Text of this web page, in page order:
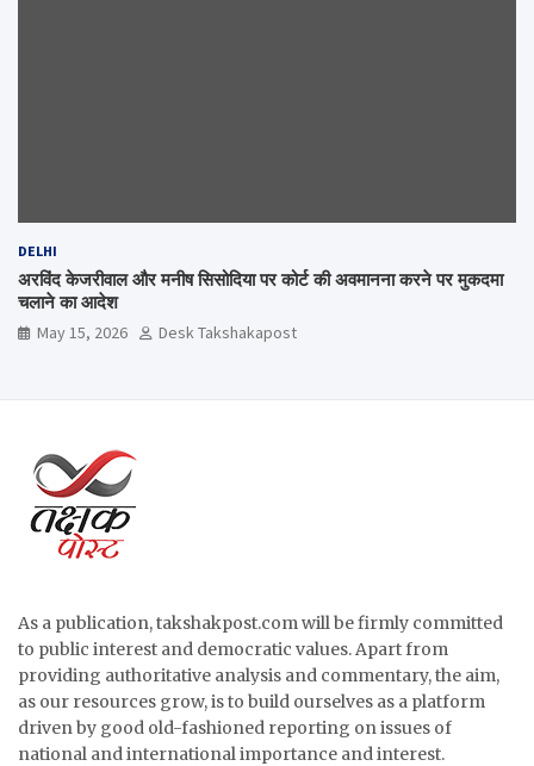
DELHI
अरविंद केजरीवाल और मनीष सिसोदिया पर कोर्ट की अवमानना करने पर मुकदमा
चलाने का आदेश
May 15, 2026 Desk Takshakapost
As a publication, takshakpost.com will be firmly committed
to public interest and democratic values. Apart from
providing authoritative analysis and commentary, the aim,
as our resources grow, is to build ourselves as a platform
driven by good old-fashioned reporting on issues of
national and international importance and interest.